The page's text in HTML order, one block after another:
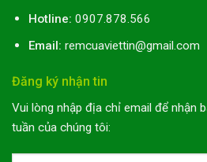
Hotline: 0907.878.566
Email: remcuaviettin@gmail.com
Đăng ký nhận tin
Vui lòng nhập địa chỉ email để nhận
tuần của chúng tôi: